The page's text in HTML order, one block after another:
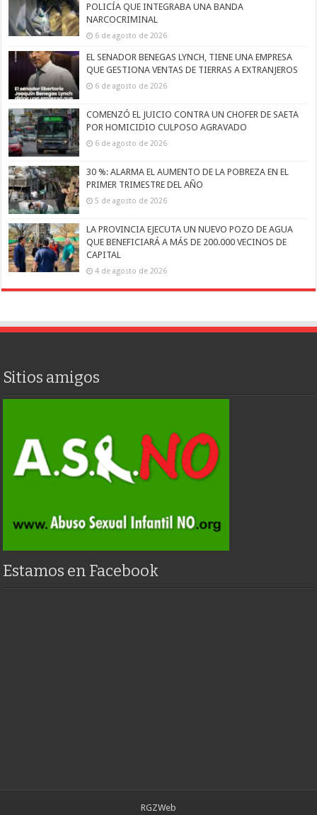
POLICÍA QUE INTEGRABA UNA BANDA
NARCOCRIMINAL
6 de agosto de 2026
EL SENADOR BENEGAS LYNCH, TIENE UNA EMPRESA
QUE GESTIONA VENTAS DE TIERRAS A EXTRANJEROS
6 de agosto de 2026
COMENZÓ EL JUICIO CONTRA UN CHOFER DE SAETA
POR HOMICIDIO CULPOSO AGRAVADO
6 de agosto de 2026
30 %: ALARMA EL AUMENTO DE LA POBREZA EN EL
PRIMER TRIMESTRE DEL AÑO
5 de agosto de 2026
LA PROVINCIA EJECUTA UN NUEVO POZO DE AGUA
QUE BENEFICIARÁ A MÁS DE 200.000 VECINOS DE
CAPITAL
4 de agosto de 2026
Sitios amigos
Estamos en Facebook
RGZWeb